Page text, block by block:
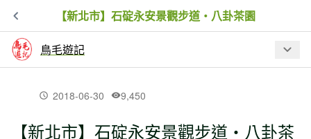
【新北市】石碇永安景觀步道‧八卦茶園
鳥毛遊記
最新文章2018-06-30 9,450
【新北市】石碇永安景觀步道‧八卦茶